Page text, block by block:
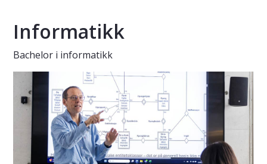
Informatikk
Bachelor i informatikk